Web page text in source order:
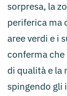
sorpresa, la
periferica ma
aree verdi e i
conferma
di qualità e la
spingendo gli